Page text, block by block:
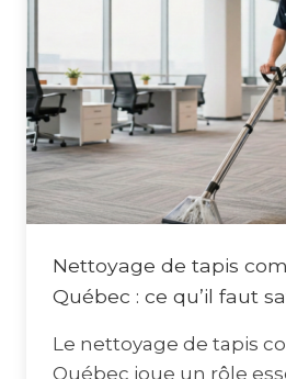
Nettoyage de tapis
Québec : ce qu’il faut
Le nettoyage de tapis
Québec joue un rôle